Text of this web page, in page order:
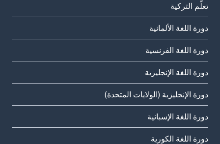
تعلَّم التركية
دورة اللغة الألمانية
دورة اللغة الفرنسية
دورة اللغة الإنجليزية
دورة الإنجليزية (الولايات المتحدة)
دورة اللغة الإسبانية
دورة اللغة الكورية